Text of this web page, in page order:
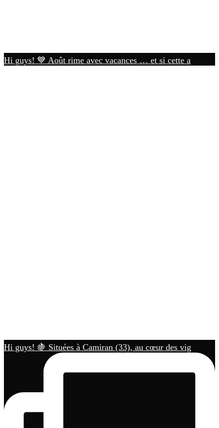
Hi guys! 💙 Août rime avec vacances … et si cette a
Hi guys! 🍇 Situées à Camiran (33), au cœur des vig